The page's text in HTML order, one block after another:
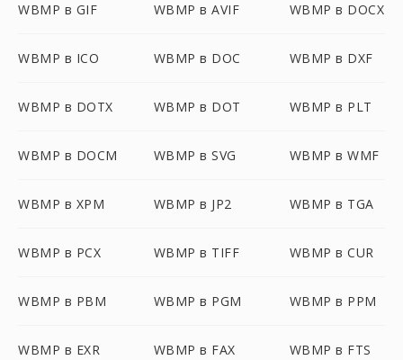
WBMP в GIF WBMP в AVIF WBMP в DOCX
WBMP в ICO WBMP в DOC WBMP в DXF
WBMP в DOTX WBMP в DOT WBMP в PLT
WBMP в DOCM WBMP в SVG WBMP в WMF
WBMP в XPM WBMP в JP2 WBMP в TGA
WBMP в PCX WBMP в TIFF WBMP в CUR
WBMP в PBM WBMP в PGM WBMP в PPM
WBMP в EXR WBMP в FAX WBMP в FTS